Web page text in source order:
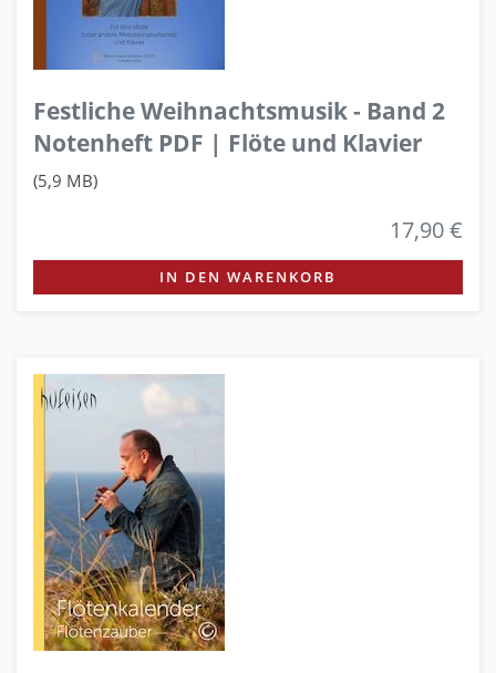
Festliche Weihnachtsmusik - Band 2
Notenheft PDF | Flöte und Klavier
(5,9 MB)
17,90 €
IN DEN WARENKORB